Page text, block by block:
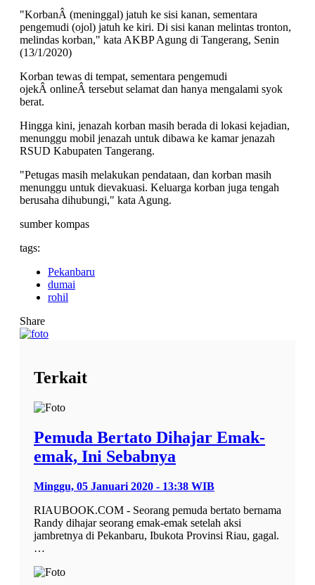
"KorbanÂ (meninggal) jatuh ke sisi kanan, sementara
pengemudi (ojol) jatuh ke kiri. Di sisi kanan melintas tronton,
melindas korban," kata AKBP Agung di Tangerang, Senin
(13/1/2020)
Korban tewas di tempat, sementara pengemudi
ojekÂ onlineÂ tersebut selamat dan hanya mengalami syok
berat.
Hingga kini, jenazah korban masih berada di lokasi kejadian,
menunggu mobil jenazah untuk dibawa ke kamar jenazah
RSUD Kabupaten Tangerang.
"Petugas masih melakukan pendataan, dan korban masih
menunggu untuk dievakuasi. Keluarga korban juga tengah
berusaha dihubungi," kata Agung.
sumber kompas
tags:
Pekanbaru
dumai
rohil
Share
Terkait
Pemuda Bertato Dihajar Emak-
emak, Ini Sebabnya
Minggu, 05 Januari 2020 - 13:38 WIB
RIAUBOOK.COM - Seorang pemuda bertato bernama
Randy dihajar seorang emak-emak setelah aksi
jambretnya di Pekanbaru, Ibukota Provinsi Riau, gagal.
…